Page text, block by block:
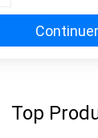
Continuer
Top